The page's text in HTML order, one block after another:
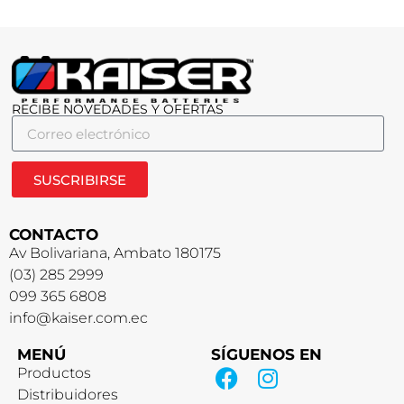
RECIBE NOVEDADES Y OFERTAS
SUSCRIBIRSE
CONTACTO
Av Bolivariana, Ambato 180175
(03) 285 2999
099 365 6808
info@kaiser.com.ec
MENÚ
Productos
Distribuidores
SÍGUENOS EN